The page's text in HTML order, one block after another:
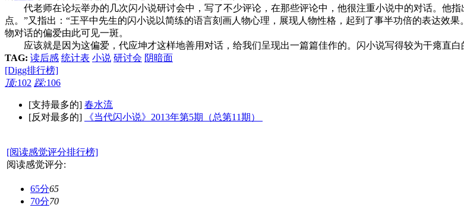
代老师在论坛举办的几次闪小说研讨会中，写了不少评论，在那些评论中，他很注重小说中的对话。他
点。”又指出：“王平中先生的闪小说以简练的语言刻画人物心理，展现人物性格，起到了事半功倍的表达效
物对话的偏爱由此可见一斑。
应该就是因为这偏爱，代应坤才这样地善用对话，给我们呈现出一篇篇佳作的。闪小说写得较为干瘪直白
TAG: 读后感 统计表 小说 研讨会 阴暗面
[Digg排行榜]
顶:102 踩:106
[支持最多的] 春水流
[反对最多的]
《当代闪小说》2013年第5期（总第11期）
[阅读感觉评分排行榜]
阅读感觉评分:
65分65
70分70